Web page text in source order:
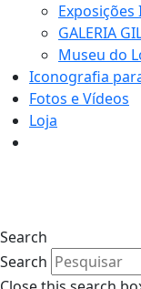
GALERIA
Museu do
Iconografia
Fotos e Vídeos
Loja
Search
Search